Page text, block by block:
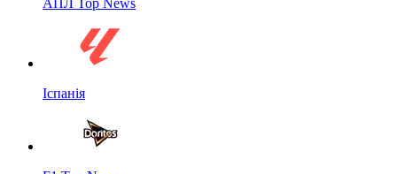
АПЛ Top News
Іспанія